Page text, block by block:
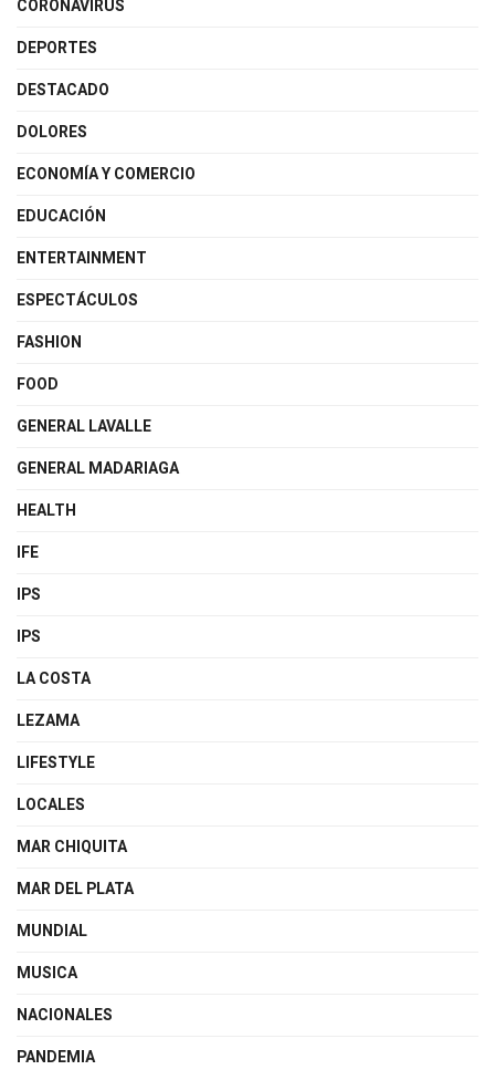
CORONAVIRUS
DEPORTES
DESTACADO
DOLORES
ECONOMÍA Y COMERCIO
EDUCACIÓN
ENTERTAINMENT
ESPECTÁCULOS
FASHION
FOOD
GENERAL LAVALLE
GENERAL MADARIAGA
HEALTH
IFE
IPS
IPS
LA COSTA
LEZAMA
LIFESTYLE
LOCALES
MAR CHIQUITA
MAR DEL PLATA
MUNDIAL
MUSICA
NACIONALES
PANDEMIA